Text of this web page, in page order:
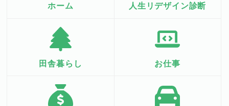
ホーム 人生リデザイン診断
田舎暮らし お仕事